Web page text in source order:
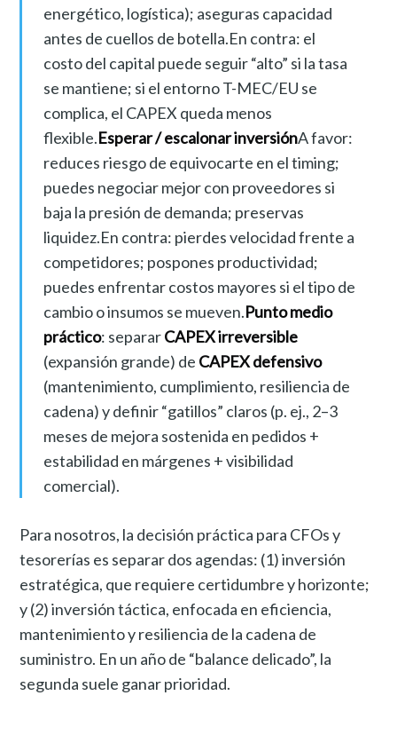
energético, logística); aseguras capacidad
antes de cuellos de botella.En contra: el
costo del capital puede seguir “alto” si la tasa
se mantiene; si el entorno T-MEC/EU se
complica, el CAPEX queda menos
flexible.Esperar / escalonar inversiónA favor:
reduces riesgo de equivocarte en el timing;
puedes negociar mejor con proveedores si
baja la presión de demanda; preservas
liquidez.En contra: pierdes velocidad frente a
competidores; pospones productividad;
puedes enfrentar costos mayores si el tipo de
cambio o insumos se mueven.Punto medio
práctico: separarCAPEX irreversible
(expansión grande) de CAPEX defensivo
(mantenimiento, cumplimiento, resiliencia de
cadena) y definir “gatillos” claros (p. ej., 2–3
meses de mejora sostenida en pedidos +
estabilidad en márgenes + visibilidad
comercial).
Para nosotros, la decisión práctica para CFOs y
tesorerías es separar dos agendas: (1) inversión
estratégica, que requiere certidumbre y horizonte;
y (2) inversión táctica, enfocada en eficiencia,
mantenimiento y resiliencia de la cadena de
suministro. En un año de “balance delicado”, la
segunda suele ganar prioridad.